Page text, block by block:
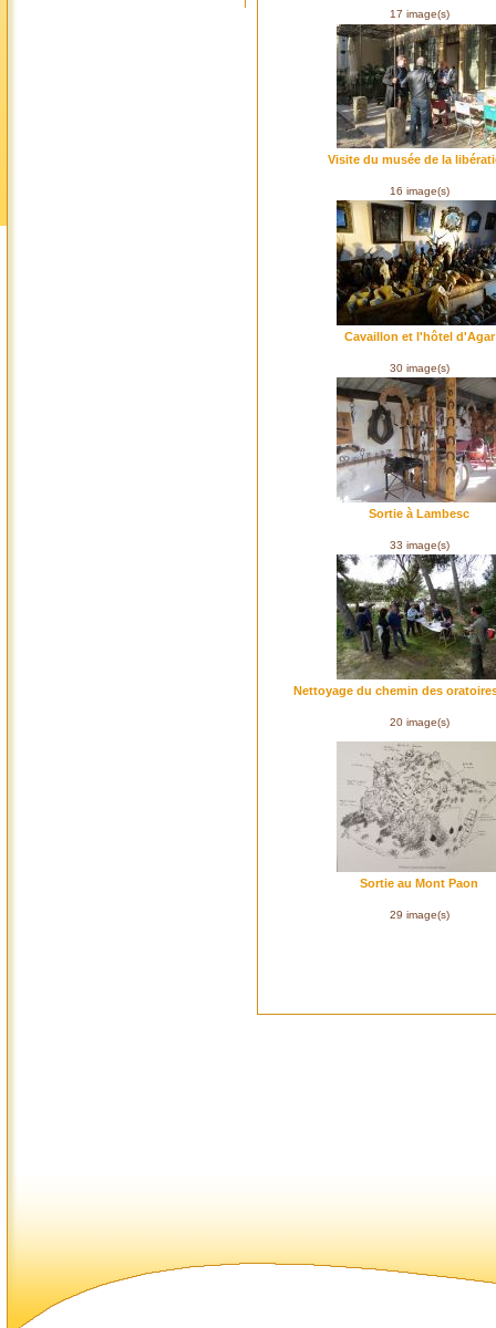
17 image(s)
Visite du musée de la
16 image(s)
Cavaillon et l'hôtel d'Agar
30 image(s)
Sortie à Lambesc
33 image(s)
Nettoyage du chemin des
20 image(s)
Sortie au Mont Paon
29 image(s)